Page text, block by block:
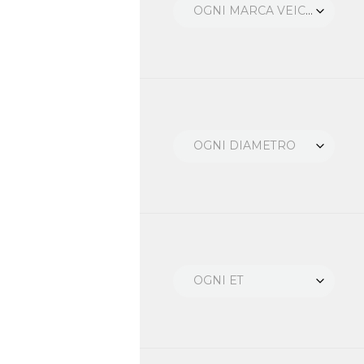
OGNI MARCA VEICOLO
OGNI DIAMETRO
OGNI ET